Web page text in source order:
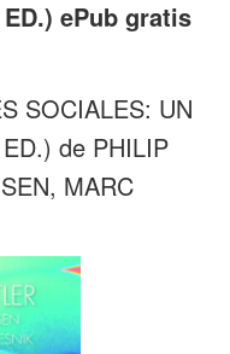
ED.) ePub gratis
SOCIALES: UN
de PHILIP
MARC